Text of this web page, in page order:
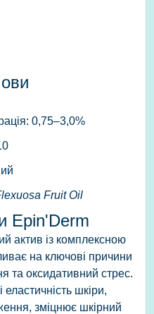
0,75–3,0%
Fruit Oil
Epin'Derm
актив із комплексною
на ключові причини
та оксидативний стрес.
шкіри,
зміцнює шкірний